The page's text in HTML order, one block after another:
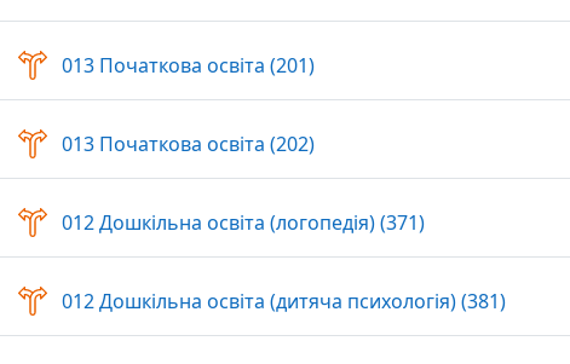
013 Початкова освіта (201)Вибір
013 Початкова освіта (202)Вибір
012 Дошкільна освіта (логопедія) (371)Вибір
012 Дошкільна освіта (дитяча психологія) (381)Вибір